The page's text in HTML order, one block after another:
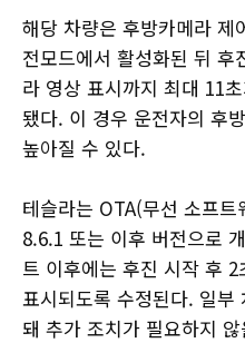
해당 차량은 후방카메라 제
전모드에서 활성화된 뒤 후
라 영상 표시까지 최대 11
됐다. 이 경우 운전자의 후
높아질 수 있다.
테슬라는 OTA(무선 소프
8.6.1 또는 이후 버전으로
트 이후에는 후진 시작 후
표시되도록 수정된다. 일부
돼 추가 조치가 필요하지